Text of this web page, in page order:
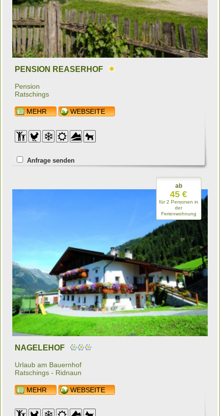
PENSION REASERHOF
Pension
Ratschings
MEHR WEBSEITE
Anfrage senden
NAGELEHOF
Urlaub am Bauernhof
Ratschings - Ridnaun
MEHR WEBSEITE
ab
45 €
für 2 Personen in
der
Ferienwohnung